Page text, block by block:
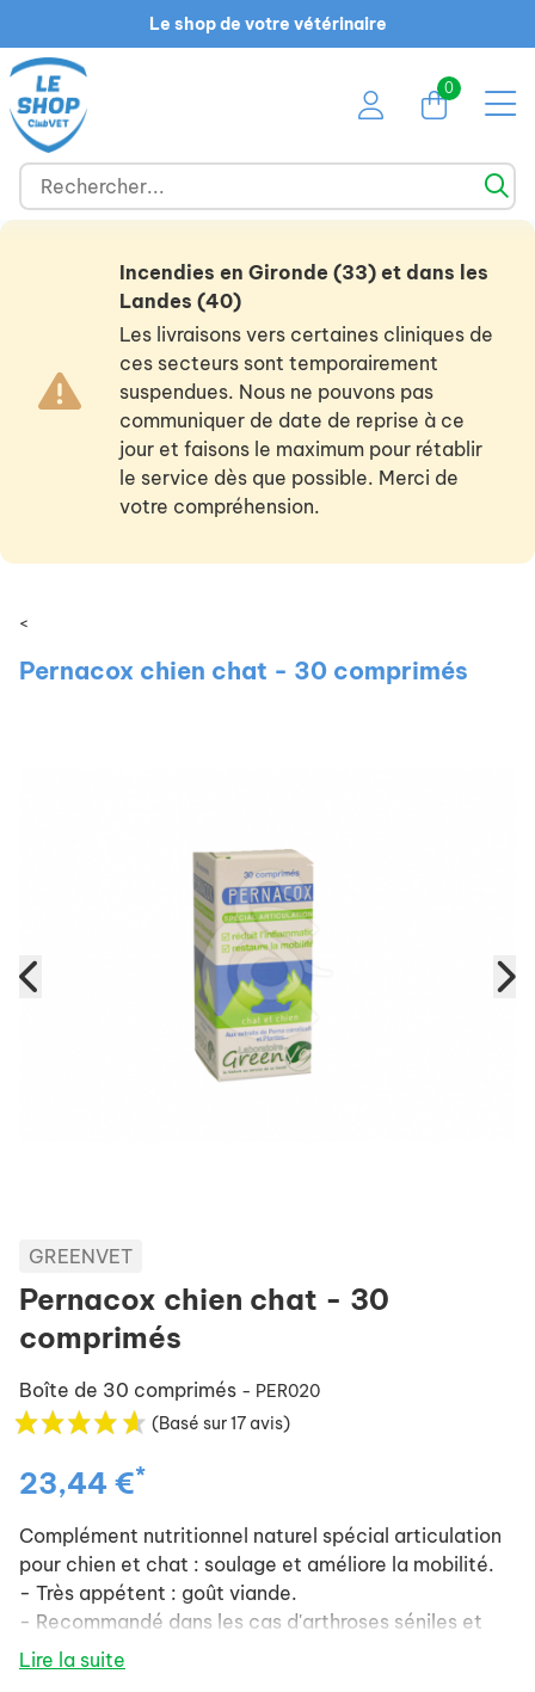
Le shop de votre vétérinaire
0
Incendies en Gironde (33) et dans les
Landes (40)
Les livraisons vers certaines cliniques de
ces secteurs sont temporairement
suspendues. Nous ne pouvons pas
communiquer de date de reprise à ce
jour et faisons le maximum pour rétablir
le service dès que possible. Merci de
votre compréhension.
<
Pernacox chien chat - 30 comprimés
GREENVET
Pernacox chien chat - 30
comprimés
Boîte de 30 comprimés - PER020
(Basé sur 17 avis)
23,44 €*
Complément nutritionnel naturel spécial articulation
pour chien et chat : soulage et améliore la mobilité.
- Très appétent : goût viande.
- Recommandé dans les cas d'arthroses séniles et
traumatiques.
Lire la suite